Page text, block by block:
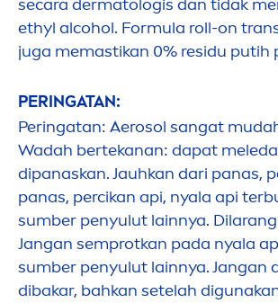
secara dermatologis dan tidak
ethyl alcohol. Formula roll-on
juga memastikan 0% residu putih
PERINGATAN:
Peringatan: Aerosol sangat
Wadah bertekanan: dapat
dipanaskan. Jauhkan dari panas,
panas, percikan api, nyala api
sumber penyulut lainnya.
Jangan semprotkan pada nyala
sumber penyulut lainnya. Jangan
dibakar, bahkan setelah